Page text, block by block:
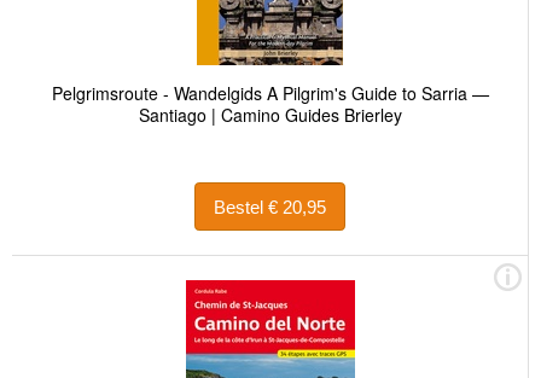
Pelgrimsroute - Wandelgids A Pilgrim's Guide to Sarria —
Santiago | Camino Guides Brierley
Bestel € 20,95